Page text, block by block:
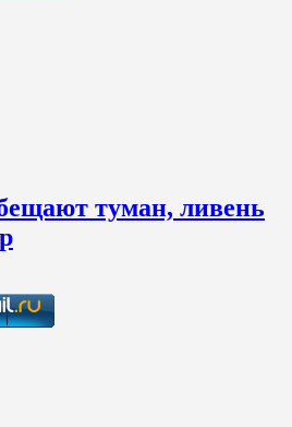
туман, ливень